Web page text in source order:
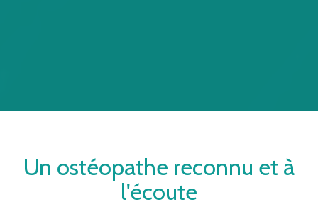
Un ostéopathe reconnu et à
l'écoute